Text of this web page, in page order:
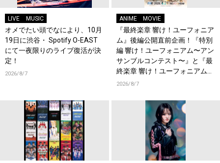
LIVE MUSIC
オメでたい頭でなにより、10月
19日に渋谷・ Spotify O-EAST
にて一夜限りのライブ復活が決
定！
2026/8/7
ANIME MOVIE
『最終楽章 響け！ユーフォニア
ム』後編公開直前企画！『特別
編 響け！ユーフォニアム〜アン
サンブルコンテスト〜』と『最
終楽章 響け！ユーフォニアム』
前編の一挙上映が決定！
2026/8/7